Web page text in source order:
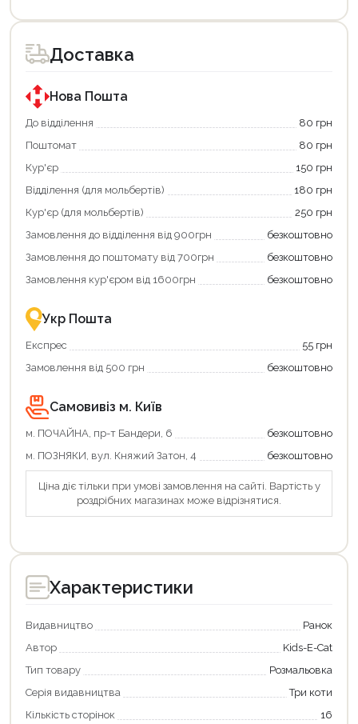
товар
для
покупки
державною
програмою
єКнига.
Використовуйте
карту
щоб
зекономити
та
отримати
переваги!
картою
єКнига
–
зручно
та
Доставка
Нова Пошта
До відділення
80 грн
Поштомат
80 грн
Кур'єр
150 грн
Відділення (для мольбертів)
180 грн
Кур'єр (для мольбертів)
250 грн
Замовлення до відділення від 900грн
безкоштовно
Замовлення до поштомату від 700грн
безкоштовно
Замовлення кур'єром від 1600грн
безкоштовно
Укр Пошта
Експрес
55 грн
Замовлення від 500 грн
безкоштовно
Самовивіз м. Київ
м. ПОЧАЙНА, пр-т Бандери, 6
безкоштовно
м. ПОЗНЯКИ, вул. Княжий Затон, 4
безкоштовно
Ціна діє тільки при умові замовлення на сайті. Вартість у
роздрібних магазинах може відрізнятися.
Характеристики
Видавництво
Ранок
Автор
Kids-E-Cat
Тип товару
Розмальовка
Серія видавництва
Три коти
Кількість сторінок
16